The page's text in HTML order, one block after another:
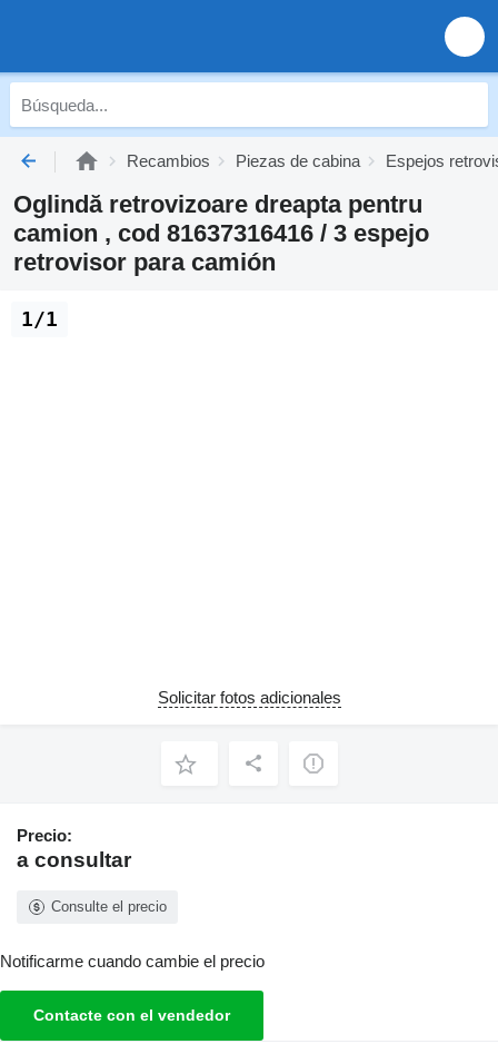
Recambios Piezas de cabina Espejos
Oglindă retrovizoare dreapta pentru
camion , cod 81637316416 / 3 espejo
retrovisor para camión
1/1
Solicitar fotos adicionales
Precio:
a consultar
Consulte el precio
Notificarme cuando cambie el precio
Contacte con el vendedor